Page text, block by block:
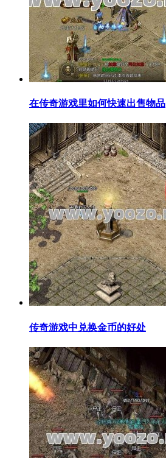
在传奇游戏里如何快速出售物品
传奇游戏中兑换金币的好处